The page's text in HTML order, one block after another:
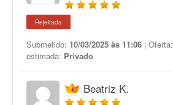
Rejeitada
Submetido: 10/03/2025 às 11:06 | Oferta:
estimada: Privado
Beatriz K.